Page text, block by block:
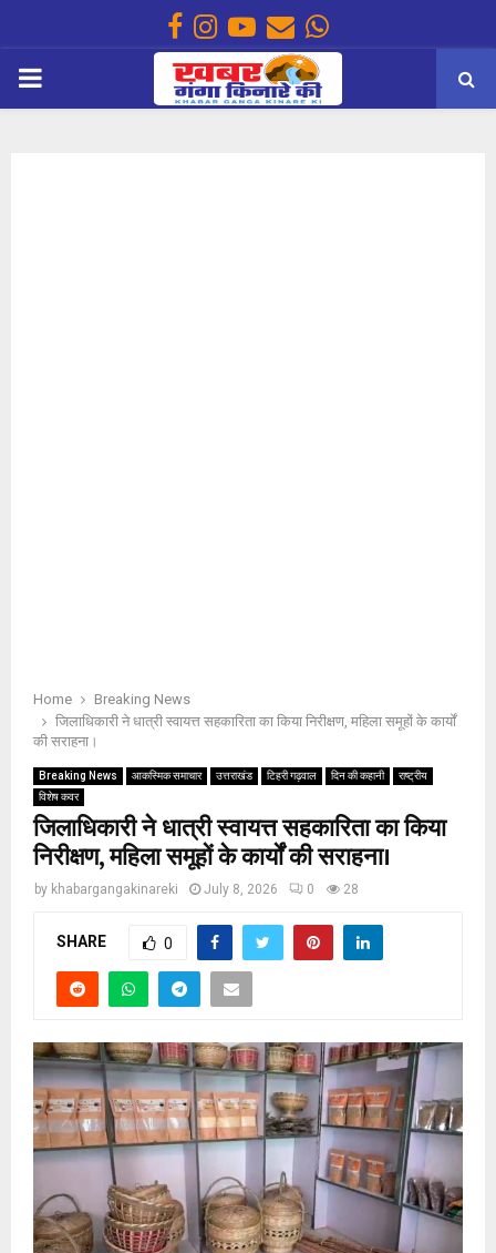
Facebook
Instagram
Youtube
EmailWhatsapp
PRIMARY
Home
Breaking News
जिलाधिकारी ने धात्री स्वायत्त सहकारिता का किया निरीक्षण, महिला समूहों के कार्यों
की सराहना।
Breaking News आकस्मिक समाचार उत्तराखंड टिहरी गढ़वाल दिन की कहानी
राष्ट्रीय
विशेष कवर
जिलाधिकारी ने धात्री स्वायत्त सहकारिता का किया
निरीक्षण, महिला समूहों के कार्यों की सराहना।
by khabargangakinareki July 8, 2026 0 28
SHARE 0